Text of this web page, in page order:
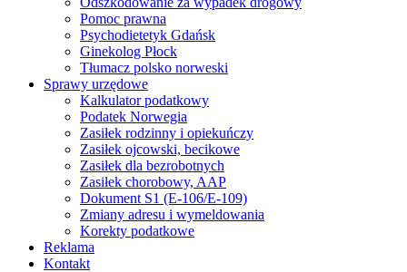
Pomoc prawna
Psychodietetyk Gdańsk
Ginekolog Płock
Tłumacz polsko norweski
Sprawy urzędowe
Kalkulator podatkowy
Podatek Norwegia
Zasiłek rodzinny i opiekuńczy
Zasiłek ojcowski, becikowe
Zasiłek dla bezrobotnych
Zasiłek chorobowy, AAP
Dokument S1 (E-106/E-109)
Zmiany adresu i wymeldowania
Korekty podatkowe
Reklama
Kontakt